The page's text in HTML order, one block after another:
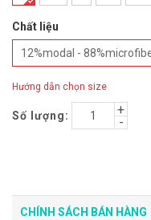
Chất liệu
12%modal -
Hướng dẫn chọn size
Số lượng:
CHÍNH SÁCH BÁN HÀNG